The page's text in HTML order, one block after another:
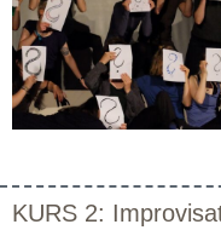
KURS 2: